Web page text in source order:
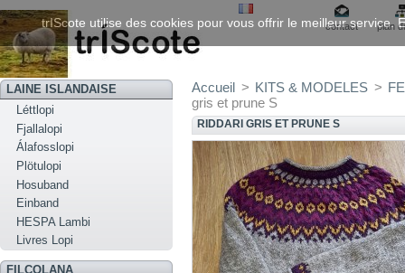
contact plan
LAINE ISLANDAISE
Léttlopi
Fjallalopi
Álafosslopi
Plötulopi
Hosuband
Einband
HESPA Lambi
Livres Lopi
FILCOLANA
Accueil > KITS & MODELES >
gris et prune S
RIDDARI GRIS ET PRUNE S
trIScote utilise des cookies pour vous offrir le meilleur